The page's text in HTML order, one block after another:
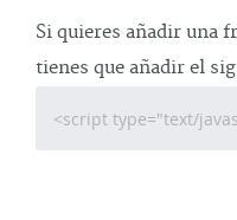
Si quieres añadir una
tienes que añadir el